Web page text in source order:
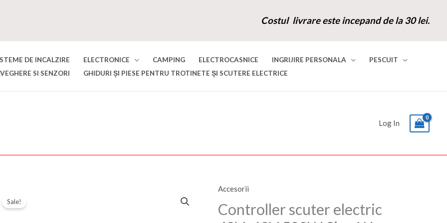
Costul livrare este incepand de la 30 lei.
DE INCALZIRE ELECTRONICE CAMPING ELECTROCASNICE INGRIJIRE PERSONALA
PESCUIT
SI SENZORI
GHIDURI ȘI PIESE PENTRU TROTINETE ȘI SCUTERE ELECTRICE
Log In
Sale!
Accesorii
Controller scuter electric
inițial
curent
Cantitate
Controller
scuter